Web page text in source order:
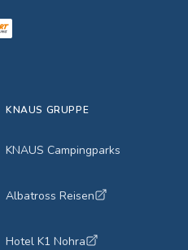
KNAUS GRUPPE
KNAUS Campingparks
Albatross Reisen
Hotel K1 Nohra